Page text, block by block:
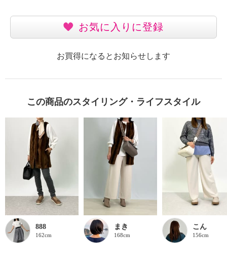
お気に入りに登録
お買得になるとお知らせします
この商品のスタイリング・ライフスタイル
888
162cm
まき
168cm
こん
156cm